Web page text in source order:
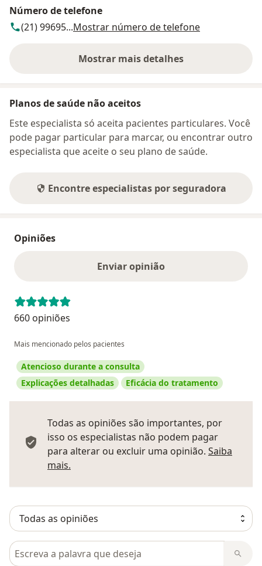
Número de telefone
(21) 99695...Mostrar número de telefone
Mostrar mais detalhes
sobre o endereço
Planos de saúde não aceitos
Este especialista só aceita pacientes particulares. Você
pode pagar particular para marcar, ou encontrar outro
especialista que aceite o seu plano de saúde.
Encontre especialistas por seguradora
Opiniões
Enviar opinião
660 opiniões
Mais mencionado pelos pacientes
Atencioso durante a consulta
Explicações detalhadas
Eficácia do tratamento
Todas as opiniões são importantes, por
isso os especialistas não podem pagar
para alterar ou excluir uma opinião. Saiba
mais.
Pesquisar em opiniões